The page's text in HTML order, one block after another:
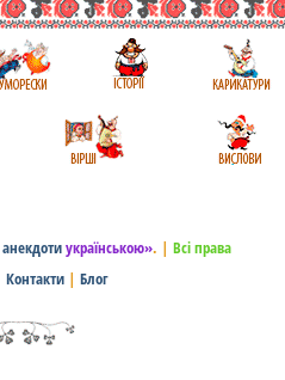
анекдотиукраїнською». | Всі права
Контакти | Блог